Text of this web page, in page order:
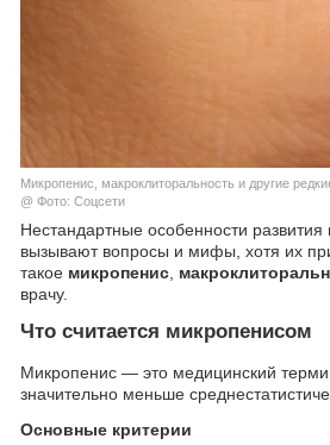
Микропенис, макроклиторальность и другие
@ Фото: Соцсети
Нестандартные особенности
вызывают вопросы и мифы, хотя их
такое микропенис
врачу.
Что считается микропенисом
Микропенис — это медицинский
значительно меньше
Основные критерии